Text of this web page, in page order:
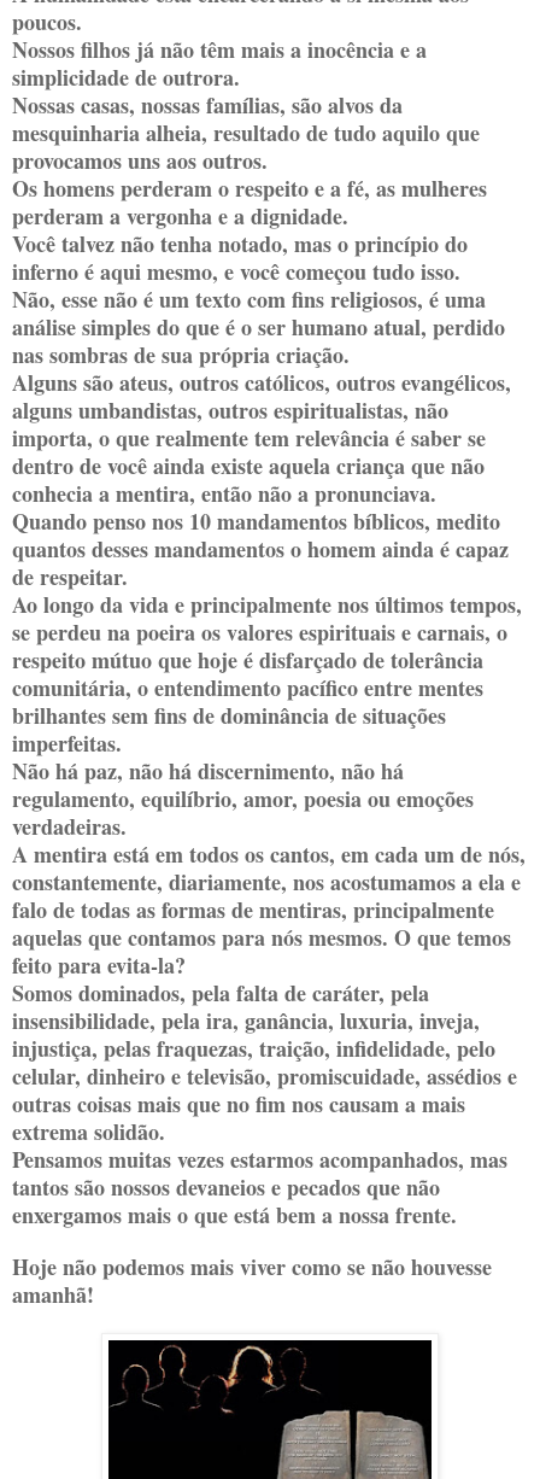
poucos.
Nossos filhos já não têm mais a inocência e a
simplicidade de outrora.
Nossas casas, nossas famílias, são alvos da
mesquinharia alheia, resultado de tudo aquilo que
provocamos uns aos outros.
Os homens perderam o respeito e a fé, as mulheres
perderam a vergonha e a dignidade.
Você talvez não tenha notado, mas o princípio do
inferno é aqui mesmo, e você começou tudo isso.
Não, esse não é um texto com fins religiosos, é uma
análise simples do que é o ser humano atual, perdido
nas sombras de sua própria criação.
Alguns são ateus, outros católicos, outros evangélicos,
alguns umbandistas, outros espiritualistas, não
importa, o que realmente tem relevância é saber se
dentro de você ainda existe aquela criança que não
conhecia a mentira, então não a pronunciava.
Quando penso nos 10 mandamentos bíblicos, medito
quantos desses mandamentos o homem ainda é capaz
de respeitar.
Ao longo da vida e principalmente nos últimos tempos,
se perdeu na poeira os valores espirituais e carnais, o
respeito mútuo que hoje é disfarçado de tolerância
comunitária, o entendimento pacífico entre mentes
brilhantes sem fins de dominância de situações
imperfeitas.
Não há paz, não há discernimento, não há
regulamento, equilíbrio, amor, poesia ou emoções
verdadeiras.
A mentira está em todos os cantos, em cada um de nós,
constantemente, diariamente, nos acostumamos a ela e
falo de todas as formas de mentiras, principalmente
aquelas que contamos para nós mesmos. O que temos
feito para evita-la?
Somos dominados, pela falta de caráter, pela
insensibilidade, pela ira, ganância, luxuria, inveja,
injustiça, pelas fraquezas, traição, infidelidade, pelo
celular, dinheiro e televisão, promiscuidade, assédios e
outras coisas mais que no fim nos causam a mais
extrema solidão.
Pensamos muitas vezes estarmos acompanhados, mas
tantos são nossos devaneios e pecados que não
enxergamos mais o que está bem a nossa frente.
Hoje não podemos mais viver como se não houvesse
amanhã!